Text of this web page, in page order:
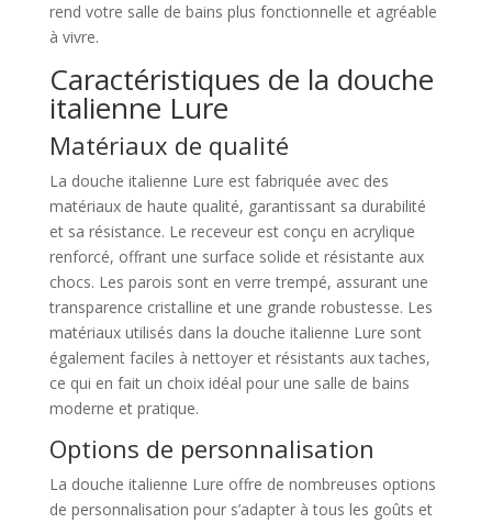
rend votre salle de bains plus fonctionnelle et agréable
à vivre.
Caractéristiques de la douche
italienne Lure
Matériaux de qualité
La douche italienne Lure est fabriquée avec des
matériaux de haute qualité, garantissant sa durabilité
et sa résistance. Le receveur est conçu en acrylique
renforcé, offrant une surface solide et résistante aux
chocs. Les parois sont en verre trempé, assurant une
transparence cristalline et une grande robustesse. Les
matériaux utilisés dans la douche italienne Lure sont
également faciles à nettoyer et résistants aux taches,
ce qui en fait un choix idéal pour une salle de bains
moderne et pratique.
Options de personnalisation
La douche italienne Lure offre de nombreuses options
de personnalisation pour s’adapter à tous les goûts et